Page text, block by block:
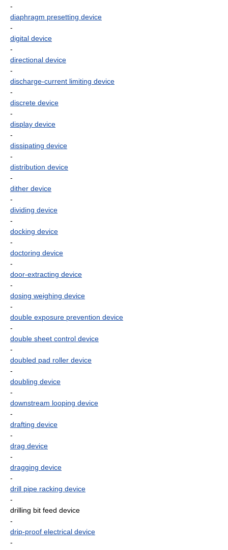
-
diaphragm presetting device
-
digital device
-
directional device
-
discharge-current limiting device
-
discrete device
-
display device
-
dissipating device
-
distribution device
-
dither device
-
dividing device
-
docking device
-
doctoring device
-
door-extracting device
-
dosing weighing device
-
double exposure prevention device
-
double sheet control device
-
doubled pad roller device
-
doubling device
-
downstream looping device
-
drafting device
-
drag device
-
dragging device
-
drill pipe racking device
-
drilling bit feed device
-
drip-proof electrical device
-